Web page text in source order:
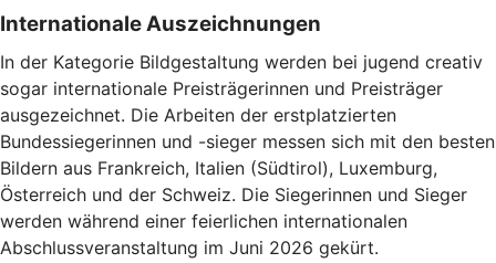
Internationale Auszeichnungen
In der Kategorie Bildgestaltung werden bei jugend creativ
sogar internationale Preisträgerinnen und Preisträger
ausgezeichnet. Die Arbeiten der erstplatzierten
Bundessiegerinnen und -sieger messen sich mit den besten
Bildern aus Frankreich, Italien (Südtirol), Luxemburg,
Österreich und der Schweiz. Die Siegerinnen und Sieger
werden während einer feierlichen internationalen
Abschlussveranstaltung im Juni 2026 gekürt.